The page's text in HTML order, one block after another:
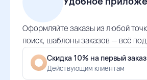
Оформляйте заказы из любой
поиск, шаблоны заказов — всё
Скидка 10% на первый заказ
Действующим клиентам